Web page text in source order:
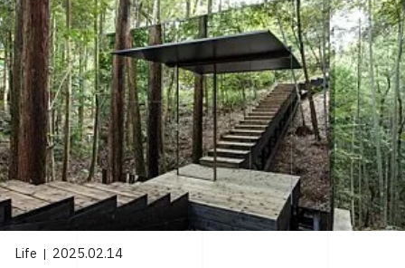
Life 2025.02.14